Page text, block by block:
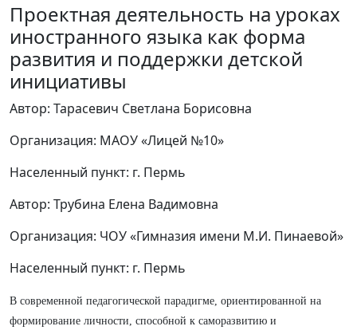
Проектная деятельность на уроках
иностранного языка как форма
развития и поддержки детской
инициативы
Автор: Тарасевич Светлана Борисовна
Организация: МАОУ «Лицей №10»
Населенный пункт: г. Пермь
Автор: Трубина Елена Вадимовна
Организация: ЧОУ «Гимназия имени М.И. Пинаевой»
Населенный пункт: г. Пермь
В современной педагогической парадигме, ориентированной на
формирование личности, способной к саморазвитию и